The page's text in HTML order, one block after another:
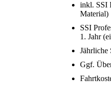
inkl. SSI
Material)
SSI
1. Jahr
Jährliche
Ggf.